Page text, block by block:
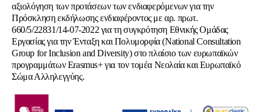
αξιολόγηση των προτάσεων των ενδιαφερόμενων για την
Πρόσκληση εκδήλωσης ενδιαφέροντος με αρ. πρωτ.
660/5/22831/14-07-2022 για τη συγκρότηση Εθνικής Ομάδας
Εργασίας για την Ένταξη και Πολυμορφία (National Consultation
Group for Inclusion and Diversity) στο πλαίσιο των ευρωπαϊκών
προγραμμάτων Erasmus+ για τον τομέα Νεολαία και Ευρωπαϊκό
Σώμα Αλληλεγγύης.